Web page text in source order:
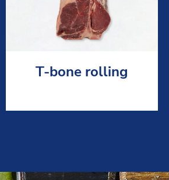
T-bone rolling